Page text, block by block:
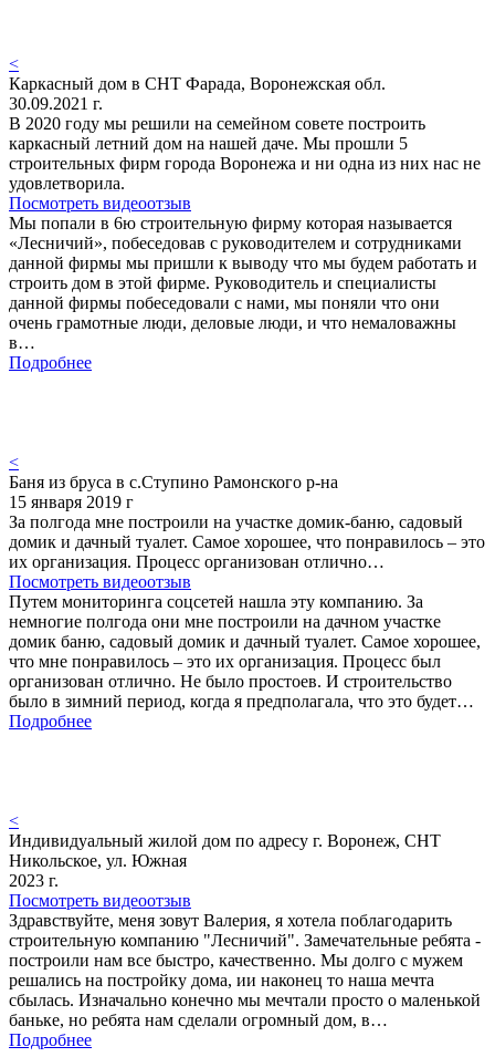
<
Каркасный дом в СНТ Фарада, Воронежская обл.
30.09.2021 г.
В 2020 году мы решили на семейном совете построить
каркасный летний дом на нашей даче. Мы прошли 5
строительных фирм города Воронежа и ни одна из них нас не
удовлетворила.
Посмотреть видеоотзыв
Мы попали в 6ю строительную фирму которая называется
«Лесничий», побеседовав с руководителем и сотрудниками
данной фирмы мы пришли к выводу что мы будем работать и
строить дом в этой фирме. Руководитель и специалисты
данной фирмы побеседовали с нами, мы поняли что они
очень грамотные люди, деловые люди, и что немаловажны
в…
Подробнее
<
Баня из бруса в с.Ступино Рамонского р-на
15 января 2019 г
За полгода мне построили на участке домик-баню, садовый
домик и дачный туалет. Самое хорошее, что понравилось – это
их организация. Процесс организован отлично…
Посмотреть видеоотзыв
Путем мониторинга соцсетей нашла эту компанию. За
немногие полгода они мне построили на дачном участке
домик баню, садовый домик и дачный туалет. Самое хорошее,
что мне понравилось – это их организация. Процесс был
организован отлично. Не было простоев. И строительство
было в зимний период, когда я предполагала, что это будет…
Подробнее
<
Индивидуальный жилой дом по адресу г. Воронеж, СНТ
Никольское, ул. Южная
2023 г.
Посмотреть видеоотзыв
Здравствуйте, меня зовут Валерия, я хотела поблагодарить
строительную компанию "Лесничий". Замечательные ребята -
построили нам все быстро, качественно. Мы долго с мужем
решались на постройку дома, ии наконец то наша мечта
сбылась. Изначально конечно мы мечтали просто о маленькой
баньке, но ребята нам сделали огромный дом, в…
Подробнее